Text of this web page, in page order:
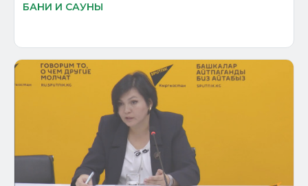
БАНИ И САУНЫ